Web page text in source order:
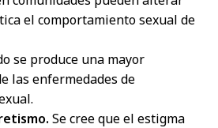
el comportamiento sexual de
se produce una mayor
las enfermedades de
Se cree que el estigma